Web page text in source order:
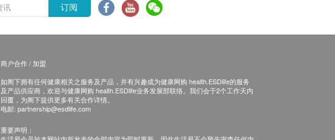
订阅
商户合作 / 加盟
如阁下拥有任何健康相关之服务及产品，并有兴趣成为健康网购 health.ESDlife的服务
及产品供应商，欢迎与健康网购 health.ESDlife业务发展部联络。我们会于2个工作天内
回覆，为阁下提供更多有关合作详情。
电邮: partnership@esdlife.com
重要声明：